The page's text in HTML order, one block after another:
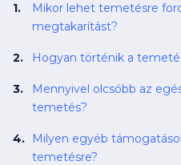
Mikor lehet temetésre
megtakarítást?
Hogyan történik a
Mennyivel olcsóbb az
temetés?
Milyen egyéb
temetésre?